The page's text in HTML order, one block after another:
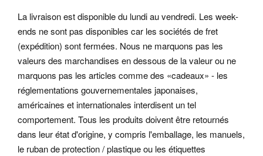
La livraison est disponible du lundi au vendredi. Les week-
ends ne sont pas disponibles car les sociétés de fret
(expédition) sont fermées. Nous ne marquons pas les
valeurs des marchandises en dessous de la valeur ou ne
marquons pas les articles comme des «cadeaux» - les
réglementations gouvernementales japonaises,
américaines et internationales interdisent un tel
comportement. Tous les produits doivent être retournés
dans leur état d'origine, y compris l'emballage, les manuels,
le ruban de protection / plastique ou les étiquettes